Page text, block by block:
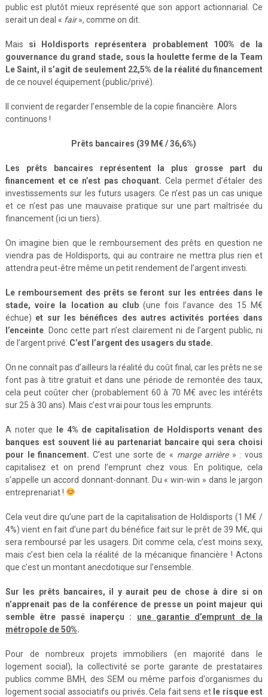
public est plutôt mieux représenté que son apport actionnarial. Ce
serait un deal « fair», comme on dit.
Mais si Holdisports représentera probablement 100% de la
gouvernance du grand stade, sous la houlette ferme de la Team
Le Saint, il s’agit de seulement 22,5% de la réalité du financement
de ce nouvel équipement (public/privé).
Il convient de regarder l’ensemble de la copie financière. Alors
continuons !
Prêts bancaires (39 M€ / 36,6%)
Les prêts bancaires représentent la plus grosse part du
financement et ce n’est pas choquant. Cela permet d’étaler des
investissements sur les futurs usagers. Ce n’est pas un cas unique
et ce n’est pas une mauvaise pratique sur une part maîtrisée du
financement (ici un tiers).
On imagine bien que le remboursement des prêts en question ne
viendra pas de Holdisports, qui au contraire ne mettra plus rien et
attendra peut-être même un petit rendement de l’argent investi.
Le remboursement des prêts se feront sur les entrées dans le
stade, voire la location au club(une fois l’avance des 15 M€
échue) et sur les bénéfices des autres activités portées dans
l’enceinte. Donc cette part n’est clairement ni de l’argent public, ni
de l’argent privé. C’est l’argent des usagers du stade.
On ne connaît pas d’ailleurs la réalité du coût final, car les prêts ne se
font pas à titre gratuit et dans une période de remontée des taux,
cela peut coûter cher (probablement 60 à 70 M€ avec les intérêts
sur 25 à 30 ans). Mais c’est vrai pour tous les emprunts.
A noter que
le 4% de capitalisation de Holdisports venant des
banques est souvent lié au partenariat bancaire qui sera choisi
pour le financement. C’est une sorte de « marge arrière» : vous
capitalisez et on prend l’emprunt chez vous. En politique, cela
s’appelle un accord donnant-donnant. Du « win-win » dans le jargon
entreprenariat !
Cela veut dire qu’une part de la capitalisation de Holdisports (1 M€ /
4%) vient en fait d’une part du bénéfice fait sur le prêt de 39 M€, qui
sera remboursé par les usagers. Dit comme cela, c’est moins sexy,
mais c’est bien cela la réalité de la mécanique financière ! Actons
que c’est un montant anecdotique sur l’ensemble.
Sur les prêts bancaires, il y aurait peu de chose à dire si on
n’apprenait pas de la conférence de presse un point majeur qui
semble être passé inaperçu : une garantie d’emprunt de la
métropole de 50%.
Pour de nombreux projets immobiliers (en majorité dans le
logement social), la collectivité se porte garante de prestataires
publics comme BMH, des SEM ou même parfois d'organismes du
logement social associatifs ou privés. Cela fait sens et le risque est